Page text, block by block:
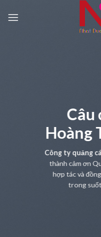
Câu
Hoàng
Công ty quảng
thành cảm ơn
hợp tác và
trong